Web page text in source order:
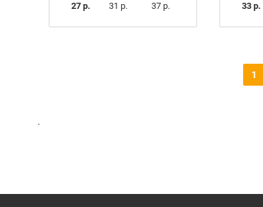
27 р. 31 р. 37 р. 33 р.
1
.